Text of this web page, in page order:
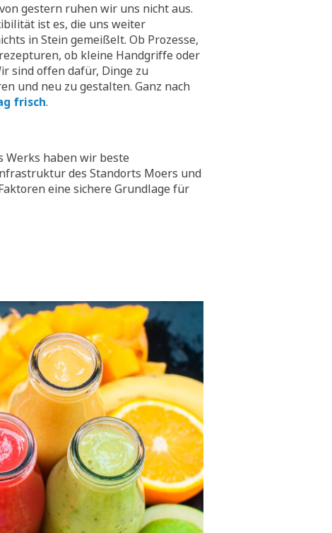
gestern ruhen wir uns nicht aus.
ist es, die uns weiter
in Stein gemeißelt. Ob Prozesse,
ob kleine Handgriffe oder
sind offen dafür, Dinge zu
und neu zu gestalten. Ganz nach
frisch.
Werks haben wir beste
des Standorts Moers und
eine sichere Grundlage für